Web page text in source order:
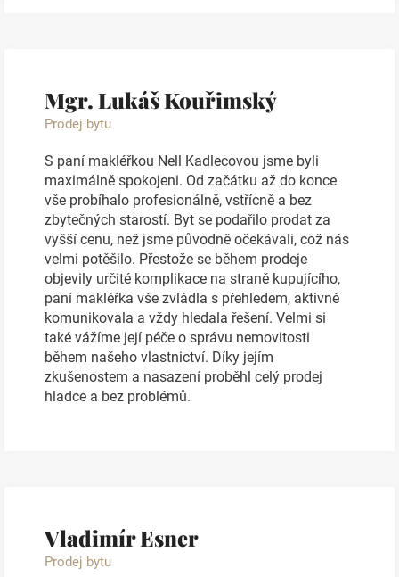
Mgr. Lukáš Kouřimský
Prodej bytu
S paní makléřkou Nell Kadlecovou jsme byli
maximálně spokojeni. Od začátku až do konce
vše probíhalo profesionálně, vstřícně a bez
zbytečných starostí. Byt se podařilo prodat za
vyšší cenu, než jsme původně očekávali, což nás
velmi potěšilo. Přestože se během prodeje
objevily určité komplikace na straně kupujícího,
paní makléřka vše zvládla s přehledem, aktivně
komunikovala a vždy hledala řešení. Velmi si
také vážíme její péče o správu nemovitosti
během našeho vlastnictví. Díky jejím
zkušenostem a nasazení proběhl celý prodej
hladce a bez problémů.
Vladimír Esner
Prodej bytu